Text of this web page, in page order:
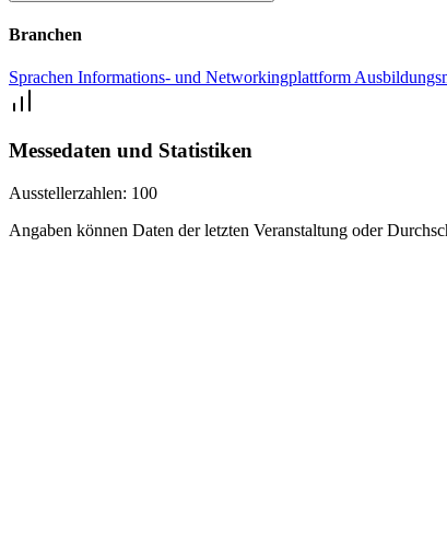
Branchen
Sprachen Informations- und Networkingplattform
Messedaten und Statistiken
Ausstellerzahlen: 100
Angaben können Daten der letzten Veranstaltung oder